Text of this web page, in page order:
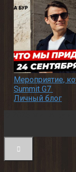
Мероприятие,
Summit G7
Личный блог